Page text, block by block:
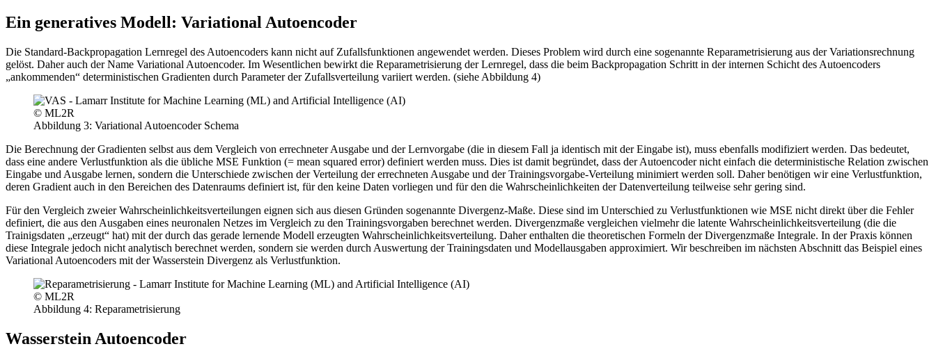
Ein generatives Modell: Variational Autoencoder
Die Standard-Backpropagation Lernregel des Autoencoders kann nicht auf Zufallsfunktionen angewendet werden. Dieses Problem wird durch eine sogenannte Reparametrisierung aus der Variationsrechnung
gelöst. Daher auch der Name Variational Autoencoder. Im Wesentlichen bewirkt die Reparametrisierung der Lernregel, dass die beim Backpropagation Schritt in der internen Schicht des Autoencoders
„ankommenden“ deterministischen Gradienten durch Parameter der Zufallsverteilung variiert werden. (siehe Abbildung 4)
© ML2R
Abbildung 3: Variational Autoencoder Schema
Die Berechnung der Gradienten selbst aus dem Vergleich von errechneter Ausgabe und der Lernvorgabe (die in diesem Fall ja identisch mit der Eingabe ist), muss ebenfalls modifiziert werden. Das bedeutet,
dass eine andere Verlustfunktion als die übliche MSE Funktion (= mean squared error) definiert werden muss. Dies ist damit begründet, dass der Autoencoder nicht einfach die deterministische Relation zwischen
Eingabe und Ausgabe lernen, sondern die Unterschiede zwischen der Verteilung der errechneten Ausgabe und der Trainingsvorgabe-Verteilung minimiert werden soll. Daher benötigen wir eine Verlustfunktion,
deren Gradient auch in den Bereichen des Datenraums definiert ist, für den keine Daten vorliegen und für den die Wahrscheinlichkeiten der Datenverteilung teilweise sehr gering sind.
Für den Vergleich zweier Wahrscheinlichkeitsverteilungen eignen sich aus diesen Gründen sogenannte Divergenz-Maße. Diese sind im Unterschied zu Verlustfunktionen wie MSE nicht direkt über die Fehler
definiert, die aus den Ausgaben eines neuronalen Netzes im Vergleich zu den Trainingsvorgaben berechnet werden. Divergenzmaße vergleichen vielmehr die latente Wahrscheinlichkeitsverteilung (die die
Trainigsdaten „erzeugt“ hat) mit der durch das gerade lernende Modell erzeugten Wahrscheinlichkeitsverteilung. Daher enthalten die theoretischen Formeln der Divergenzmaße Integrale. In der Praxis können
diese Integrale jedoch nicht analytisch berechnet werden, sondern sie werden durch Auswertung der Trainingsdaten und Modellausgaben approximiert. Wir beschreiben im nächsten Abschnitt das Beispiel eines
Variational Autoencoders mit der Wasserstein Divergenz als Verlustfunktion.
© ML2R
Abbildung 4: Reparametrisierung
Wasserstein Autoencoder